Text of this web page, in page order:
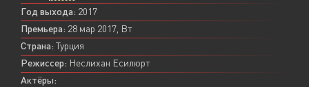
Год выхода: 2017
Премьера: 28 мар 2017, Вт
Страна: Турция
Режиссер: Неслихан Есилюрт
Актёры: